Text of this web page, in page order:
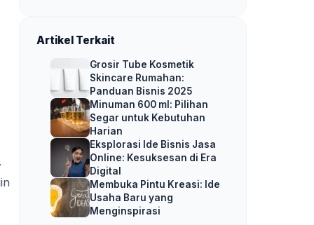
Artikel Terkait
Grosir Tube Kosmetik
Skincare Rumahan:
Panduan Bisnis 2025
Minuman 600 ml: Pilihan
Segar untuk Kebutuhan
Harian
Eksplorasi Ide Bisnis Jasa
Online: Kesuksesan di Era
Digital
Membuka Pintu Kreasi: Ide
Usaha Baru yang
Menginspirasi